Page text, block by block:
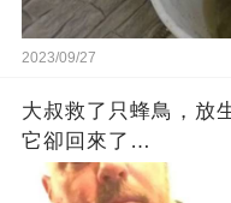
2023/09/27
大叔救了只蜂鳥，放
它卻回來了…